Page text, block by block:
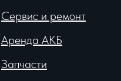
Сервис и ремонт
Аренда АКБ
Запчасти